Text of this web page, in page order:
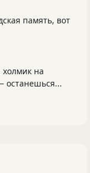
память, вот
на
останешься...